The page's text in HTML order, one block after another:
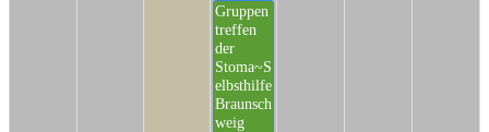
Gruppen
treffen
der
Stoma~S
elbsthilfe
Braunsch
weig